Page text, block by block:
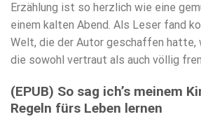
Erzählung ist so herzlich wie eine
einem kalten Abend. Als Leser fand
Welt, die der Autor geschaffen hatte,
die sowohl vertraut als auch völlig
(EPUB) So sag ich’s meinem
Regeln fürs Leben lernen